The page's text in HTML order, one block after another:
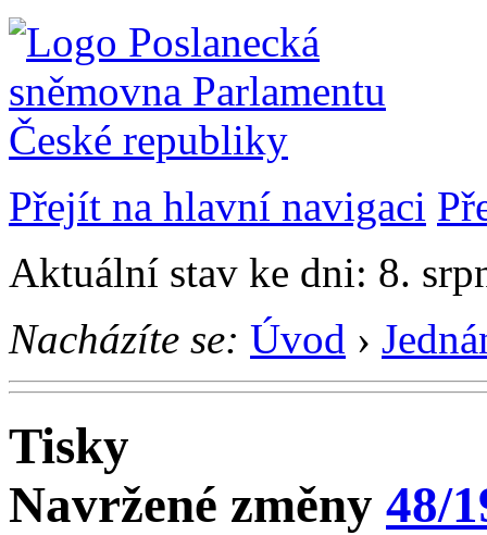
Přejít na hlavní navigaci
Aktuální stav ke dni: 8.
Nacházíte se: Úvod ›
Tisky
Navržené změny 48/